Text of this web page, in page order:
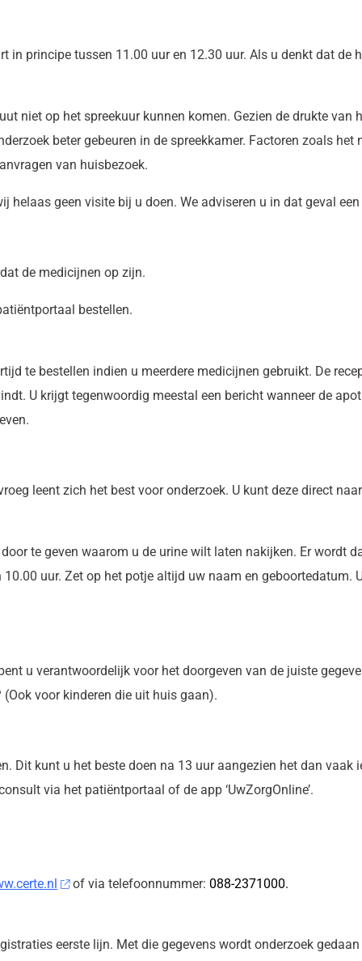
in principe tussen 11.00 uur en 12.30 uur. Als u denkt dat
niet op het spreekuur kunnen komen. Gezien de drukte van
beter gebeuren in de spreekkamer. Factoren zoals
van huisbezoek.
helaas geen visite bij u doen. We adviseren u in dat geval
de medicijnen op zijn.
bestellen.
te bestellen indien u meerdere medicijnen gebruikt. De
U krijgt tegenwoordig meestal een bericht wanneer de
leent zich het best voor onderzoek. U kunt deze direct
te geven waarom u de urine wilt laten nakijken. Er wordt
uur. Zet op het potje altijd uw naam en geboortedatum.
u verantwoordelijk voor het doorgeven van de juiste
voor kinderen die uit huis gaan).
Dit kunt u het beste doen na 13 uur aangezien het dan vaak
via het patiëntportaal of de app ‘UwZorgOnline’.
of via telefoonnummer: 088-2371000.
eerste lijn. Met die gegevens wordt onderzoek